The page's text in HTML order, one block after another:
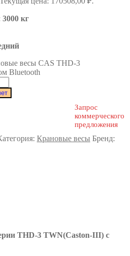
3000 кг
весы CAS THD-3
Bluetooth
Запрос
коммерческого
предложения
Крановые весы Бренд:
THD-3 TWN(Caston-III) с